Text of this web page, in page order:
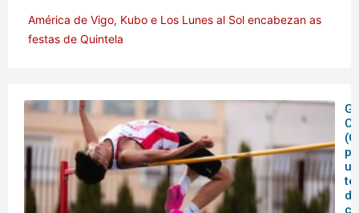
América de Vigo, Kubo e Los Lunes al Sol encabezan as
festas de Quintela